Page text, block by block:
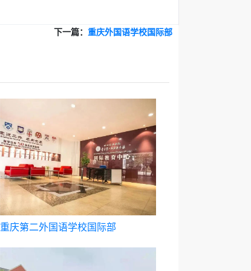
下一篇： 重庆外国语学校国际部
重庆第二外国语学校国际部